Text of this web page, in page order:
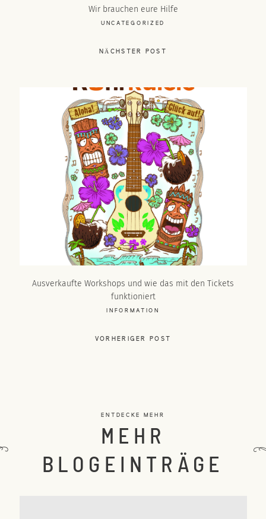
Ausverkaufte Workshops und wie das mit den Tickets
funktioniert
INFORMATION
VORHERIGER POST
Wir brauchen eure Hilfe
UNCATEGORIZED
NÄCHSTER POST
ENTDECKE MEHR
MEHR
BLOGEINTRÄGE